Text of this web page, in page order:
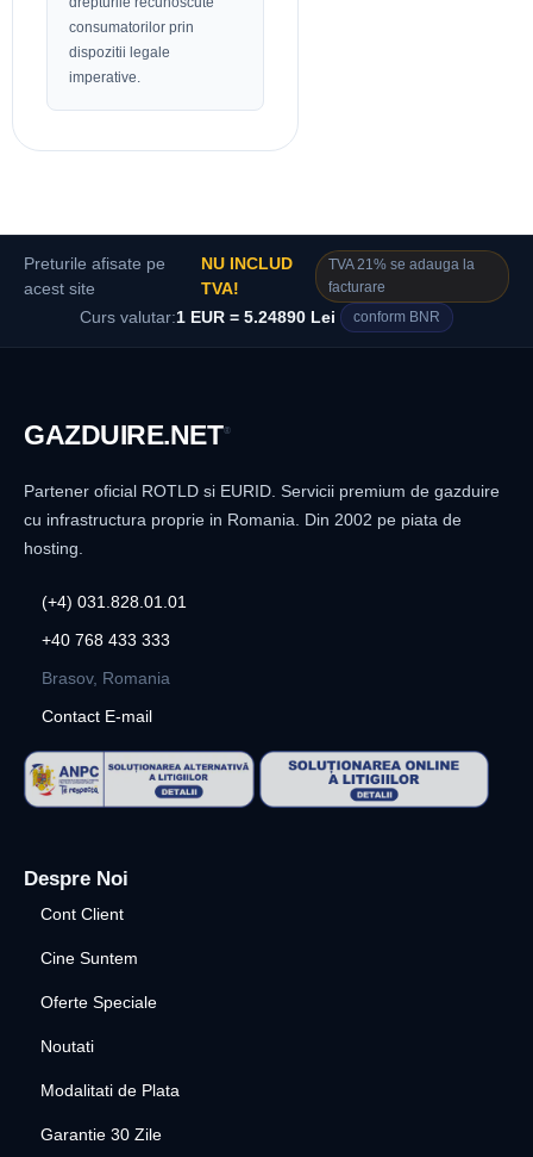
consumatorilor prin
dispozitii legale
imperative.
Preturile afisate pe
acest site
NU INCLUD
TVA!
TVA 21% se adauga la
facturare
Curs valutar:1 EUR = 5.24890 Lei conform BNR
GAZDUIRE.NET®
Partener oficial ROTLD si EURID. Servicii premium de gazduire
cu infrastructura proprie in Romania. Din 2002 pe piata de
hosting.
(+4) 031.828.01.01
+40 768 433 333
Brasov, Romania
Contact E-mail
Despre Noi
Cont Client
Cine Suntem
Oferte Speciale
Noutati
Modalitati de Plata
Garantie 30 Zile